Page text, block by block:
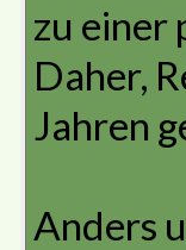
zu einer
Daher,
Jahren
Anders